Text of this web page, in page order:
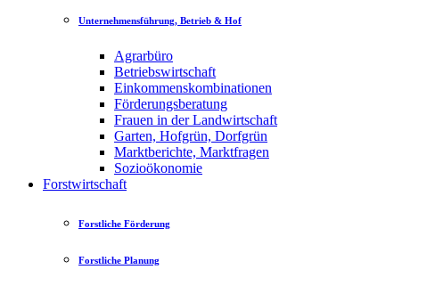
Unternehmensführung, Betrieb & Hof
Agrarbüro
Betriebswirtschaft
Einkommenskombinationen
Förderungsberatung
Frauen in der Landwirtschaft
Garten, Hofgrün, Dorfgrün
Marktberichte, Marktfragen
Sozioökonomie
Forstwirtschaft
Forstliche Förderung
Forstliche Planung